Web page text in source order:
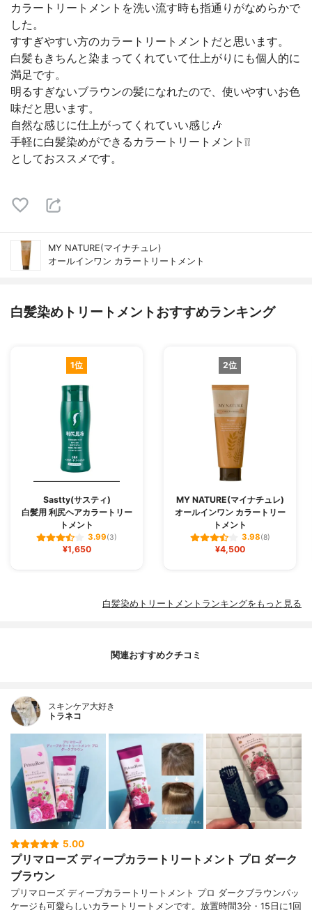
カラートリートメントを洗い流す時も指通りがなめらかで
した。
すすぎやすい方のカラートリートメントだと思います。
白髪もきちんと染まってくれていて仕上がりにも個人的に
満足です。
明るすぎないブラウンの髪になれたので、使いやすいお色
味だと思います。
自然な感じに仕上がってくれていい感じ🎶
手軽に白髪染めができるカラートリートメント❕❕
としておススメです。
MY NATURE(マイナチュレ)
オールインワン カラートリートメント
白髪染めトリートメントおすすめランキング
1位
Sastty(サスティ)
白髪用 利尻ヘアカラートリー
トメント
3.99(3)
¥1,650
2位
MY NATURE(マイナチュレ)
オールインワン カラートリー
トメント
3.98(8)
¥4,500
白髪染めトリートメントランキングをもっと見る
関連おすすめクチコミ
スキンケア大好き
トラネコ
5.00
プリマローズ ディープカラートリートメント プロ ダーク
ブラウン
プリマローズ ディープカラートリートメント プロ ダークブラウンパッ
ケージも可愛らしいカラートリートメンです。放置時間3分・15日に1回